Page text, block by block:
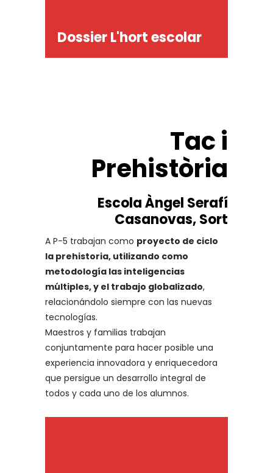
Dossier L'hort escolar
Tac i
Prehistòria
Escola Àngel Serafí
Casanovas, Sort
A P-5 trabajan como proyecto de ciclo
la prehistoria, utilizando como
metodología las inteligencias
múltiples, y el trabajo globalizado,
relacionándolo siempre con las nuevas
tecnologías.
Maestros y familias trabajan
conjuntamente para hacer posible una
experiencia innovadora y enriquecedora
que persigue un desarrollo integral de
todos y cada uno de los alumnos.